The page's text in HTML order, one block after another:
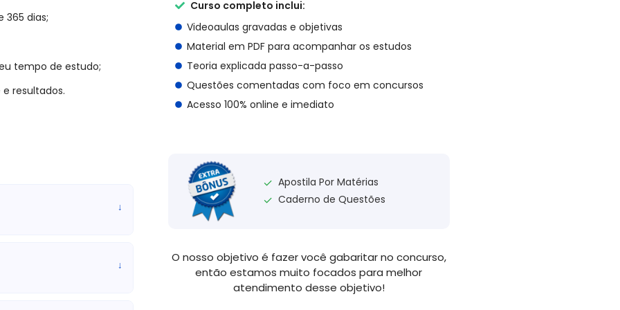
uma única vez por igual
instituições públicas ou
de dados, exame de
relatórios, sistema ou
na realização dos
documentações e
das atividades
fiscalizações reativas e
ações requeridas pela
fornecendo e recebendo
das atividades de
administrativos, quando
365 dias;
tempo de estudo;
resultados.
↓
↓
Curso completo inclui:
Videoaulas gravadas e objetivas
Material em PDF para acompanhar os estudos
Teoria explicada passo-a-passo
Questões comentadas com foco em concursos
Acesso 100% online e imediato
✓ Apostila Por Matérias
✓ Caderno de Questões
O nosso objetivo é fazer você gabaritar no concurso,
então estamos muito focados para melhor
atendimento desse objetivo!